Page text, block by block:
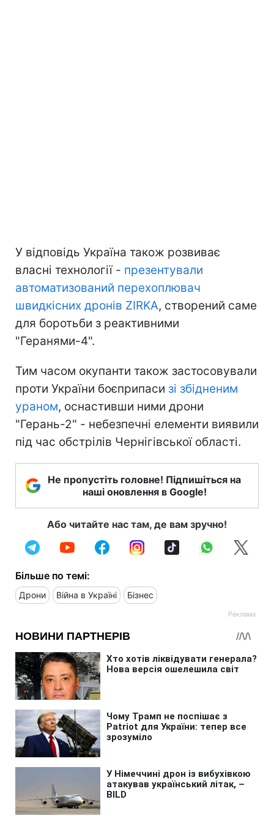
У відповідь Україна також розвиває
власні технології - презентували
автоматизований перехоплювач
швидкісних дронів ZIRKA, створений саме
для боротьби з реактивними
"Геранями-4".
Тим часом окупанти також застосовували
проти України боєприпаси зі збідненим
ураном, оснастивши ними дрони
"Герань-2" - небезпечні елементи виявили
під час обстрілів Чернігівської області.
Не пропустіть головне! Підпишіться на
наші оновлення в Google!
Або читайте нас там, де вам зручно!
Більше по темі:
Дрони Війна в Україні Бізнес